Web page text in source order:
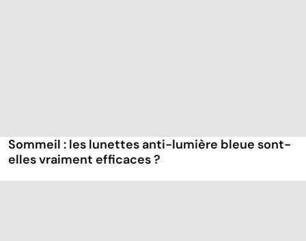
Sommeil : les lunettes anti-lumière bleue sont-
elles vraiment efficaces ?